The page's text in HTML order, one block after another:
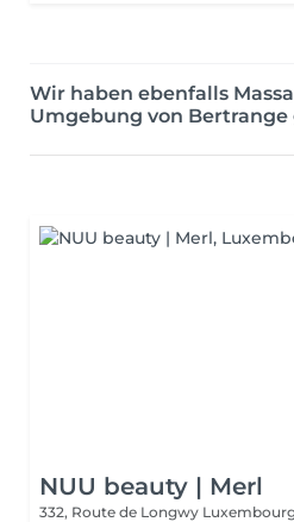
Wir haben ebenfalls
Umgebung von Bertrange
NUU beauty | Merl
332, Route de Longwy